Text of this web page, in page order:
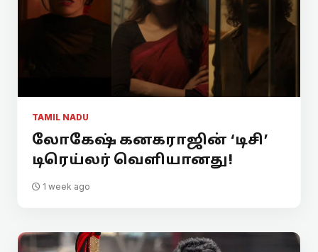
TAMIL NADU
லோகேஷ் கனகராஜின் ‘டிசி’
டிரெய்லர் வெளியானது!
1 week ago